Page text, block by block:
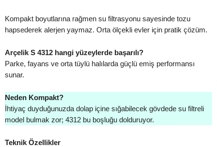
Kompakt boyutlarına rağmen su filtrasyonu sayesinde tozu
hapsederek alerjen yaymaz. Orta ölçekli evler için pratik çözüm.
Arçelik S 4312 hangi yüzeylerde başarılı?
Parke, fayans ve orta tüylü halılarda güçlü emiş performansı
sunar.
Neden Kompakt?
İhtiyaç duyduğunuzda dolap içine sığabilecek gövdede su filtreli
model bulmak zor; 4312 bu boşluğu dolduruyor.
Teknik Özellikler